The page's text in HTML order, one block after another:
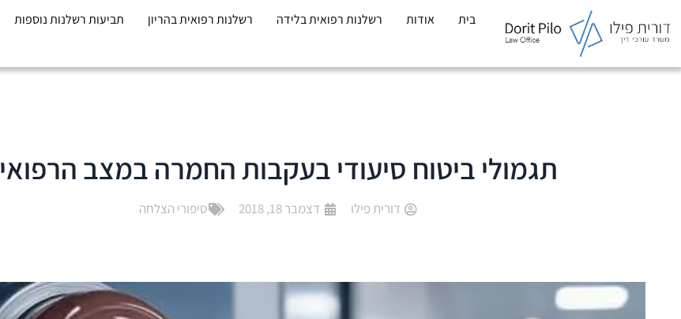
בית אודות רשלנות רפואית בלידה רשלנות רפואית בהריון תביעות רשלנות נוספות
תגמולי ביטוח סיעודי בעקבות החמרה במצב הרפואי
דורית פילו דצמבר 18, 2018 סיפורי הצלחה